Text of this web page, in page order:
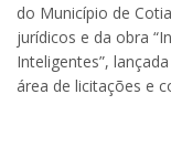
do Município de
jurídicos e da obra
Inteligentes”,
área de licitações e